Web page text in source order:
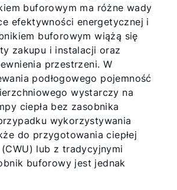
buforowym ma różne wady
efektywności energetycznej i
buforowym wiążą się
zakupu i instalacji oraz
przestrzeni. W
podłogowego pojemność
wystarczy na
ciepła bez zasobnika
wykorzystywania
do przygotowania ciepłej
lub z tradycyjnymi
buforowy jest jednak